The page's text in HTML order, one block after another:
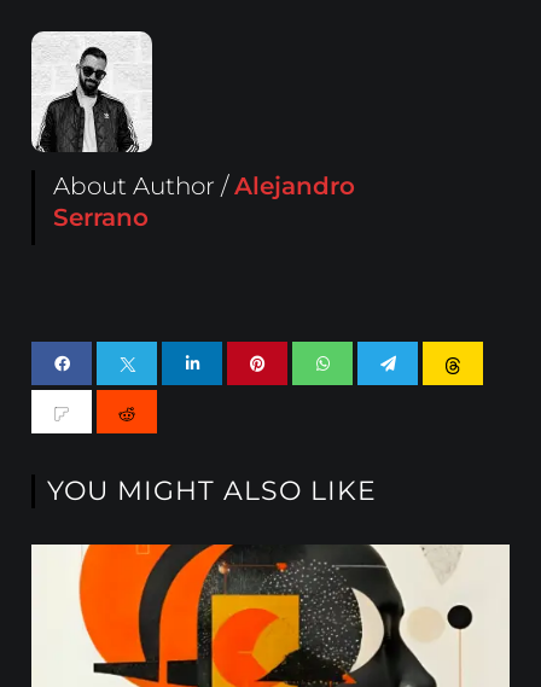
About Author /Alejandro
Serrano
YOU MIGHT ALSO LIKE